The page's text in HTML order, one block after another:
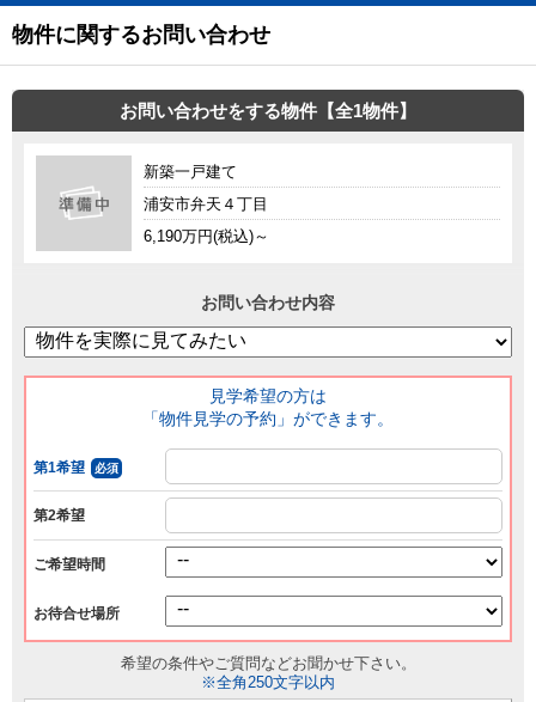
物件に関するお問い合わせ
お問い合わせをする物件【全1物件】
新築一戸建て
浦安市弁天４丁目
6,190万円(税込)～
お問い合わせ内容
見学希望の方は
「物件見学の予約」ができます。
第1希望 必須
第2希望
ご希望時間
お待合せ場所
希望の条件やご質問などお聞かせ下さい。
※全角250文字以内